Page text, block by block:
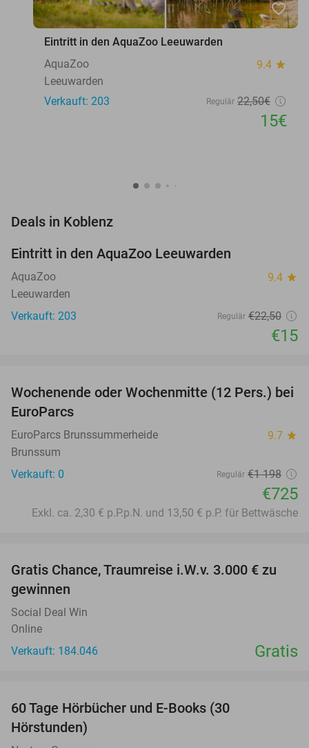
favorite_border
Eintritt in den AquaZoo Leeuwarden
AquaZoo
9.4 star
Leeuwarden
Verkauft: 203
Regulär 22,50€
15€
Deals in Koblenz
TODAY
Eintritt in den AquaZoo Leeuwarden
AquaZoo 9.4 star
Leeuwarden
Verkauft: 203
Regulär €22,50
€15
39%
TODAY
Wochenende oder Wochenmitte (12 Pers.) bei
EuroParcs
EuroParcs Brunssummerheide 9.7 star
Brunssum
Verkauft: 0
Regulär €1 198
€725
Exkl. ca. 2,30 € p.P.p.N. und 13,50 € p.P. für Bettwäsche
Gratis Chance, Traumreise i.W.v. 3.000 € zu
gewinnen
Social Deal Win
Online
Verkauft: 184.046
Gratis
60 Tage Hörbücher und E-Books (30
Hörstunden)